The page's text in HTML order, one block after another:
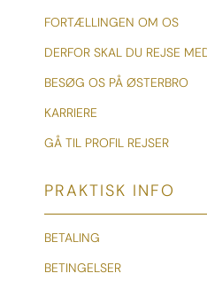
FORTÆLLINGEN OM OS
DERFOR SKAL DU REJSE
BESØG OS PÅ ØSTERBRO
KARRIERE
GÅ TIL PROFIL REJSER
PRAKTISK INFO
BETALING
BETINGELSER